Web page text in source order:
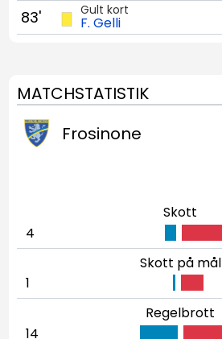
Gult kort
F. Gelli
83'
MATCHSTATISTIK
Frosinone
Skott
4
Skott på mål
1
Regelbrott
14